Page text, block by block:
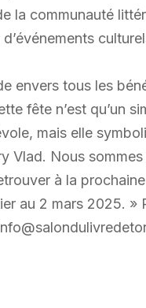
la communauté
envers tous les
fête n’est qu’un
mais elle
Vlad. Nous
à la
au 2 mars 2025. »